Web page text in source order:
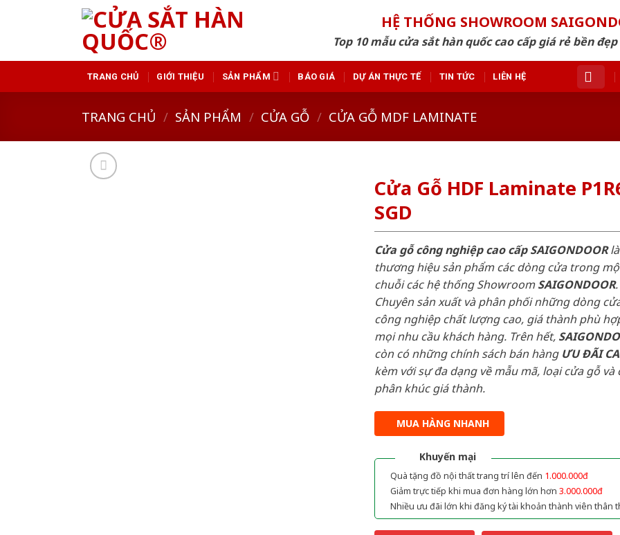
HỆ THỐNG SHOWROOM
Top 10 mẫu cửa sắt hàn quốc cao cấp giá rẻ bền
TRANG CHỦ GIỚI THIỆU SẢN PHẨM BÁO GIÁ DỰ ÁN THỰC TẾ TIN TỨC LIÊN HỆ
TRANG CHỦ / SẢN PHẨM / CỬA GỖ / CỬA GỖ MDF LAMINATE
Cửa Gỗ HDF Laminate
SGD
Cửa gỗ công nghiệp cao cấp SAIGONDOORlà
thương hiệu sản phẩm các dòng cửa trong
chuỗi các hệ thống ShowroomSAIGONDOOR.
Chuyên sản xuất và phân phối những dòng
công nghiệp chất lượng cao, giá thành phù
mọi nhu cầu khách hàng. Trên hết,
còn có những chính sách bán hàng ƯU ĐÃI
kèm với sự đa dạng về mẫu mã, loại cửa gỗ và
phân khúc giá thành.
MUA HÀNG NHANH
Khuyến mại
Quà tặng đồ nội thất trang trí lên đến 1.000.000đ
Giảm trực tiếp khi mua đơn hàng lớn hơn 3.000.000đ
Nhiều ưu đãi lớn khi đăng ký tài khoản thành viên thân